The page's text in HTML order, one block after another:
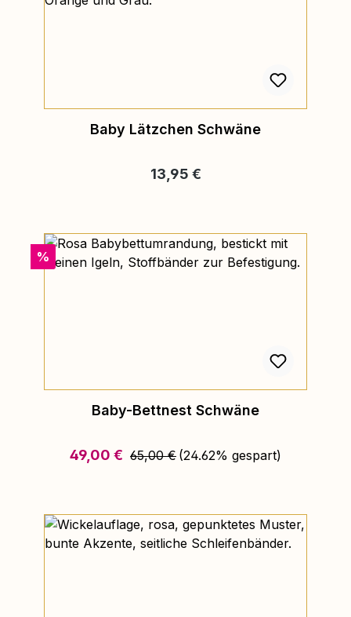
Baby Lätzchen Schwäne
Regulärer Preis:
13,95 €
Rabatt
%
Baby-Bettnest Schwäne
Verkaufspreis:
49,00 € Regulärer Preis:
65,00 € (24.62% gespart)